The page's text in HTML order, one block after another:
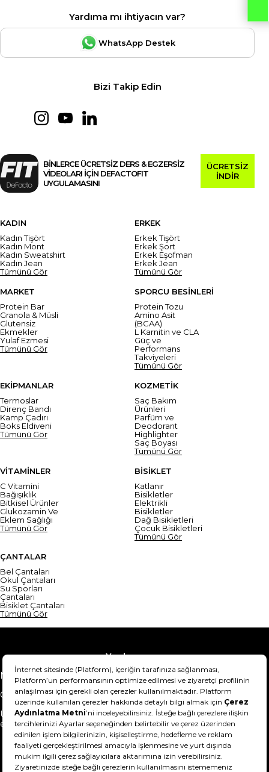
Yardıma mı ihtiyacın var?
WhatsApp Destek
Bizi Takip Edin
BİNLERCE ÜCRETSİZ DERS & EGZERSİZ
VİDEOLARI İÇİN DEFACTOFIT
UYGULAMASINI
ÜCRETSİZ
İNDİR
KADIN
Kadın Tişört
Kadın Mont
Kadın Sweatshirt
Kadın Jean
Tümünü Gör
ERKEK
Erkek Tişört
Erkek Şort
Erkek Eşofman
Erkek Jean
Tümünü Gör
MARKET
Protein Bar
Granola & Müsli
Glutensiz
Ekmekler
Yulaf Ezmesi
Tümünü Gör
SPORCU BESİNLERİ
Protein Tozu
Amino Asit
(BCAA)
L Karnitin ve CLA
Güç ve
Performans
Takviyeleri
Tümünü Gör
EKİPMANLAR
Termoslar
Direnç Bandı
Kamp Çadırı
Boks Eldiveni
Tümünü Gör
KOZMETİK
Saç Bakım
Ürünleri
Parfüm ve
Deodorant
Highlighter
Saç Boyası
Tümünü Gör
VİTAMİNLER
C Vitamini
Bağışıklık
Bitkisel Ürünler
Glukozamin Ve
Eklem Sağlığı
Tümünü Gör
BİSİKLET
Katlanır
Bisikletler
Elektrikli
Bisikletler
Dağ Bisikletleri
Çocuk Bisikletleri
Tümünü Gör
ÇANTALAR
Bel Çantaları
Okul Çantaları
Su Sporları
Çantaları
Bisiklet Çantaları
Tümünü Gör
Yardım
Mesafeli Satış Sözleşmesi
Teslimat Bilgisi
Gizlilik Sözleşmesi
Şartlar & Koşullar
Ürünümü nasıl iade
edebilirim?
Hakkımızda